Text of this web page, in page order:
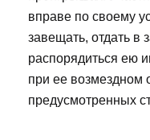
вправе по своему
завещать, отдать в
распорядиться ею
при ее возмездном
предусмотренных